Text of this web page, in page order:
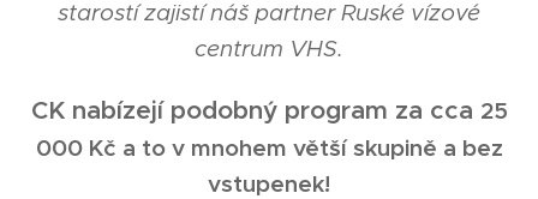
starostí zajistí náš partner Ruské vízové
centrum VHS.
CK nabízejí podobný program za cca 25
000 Kč a to v mnohem větší skupině a bez
vstupenek!